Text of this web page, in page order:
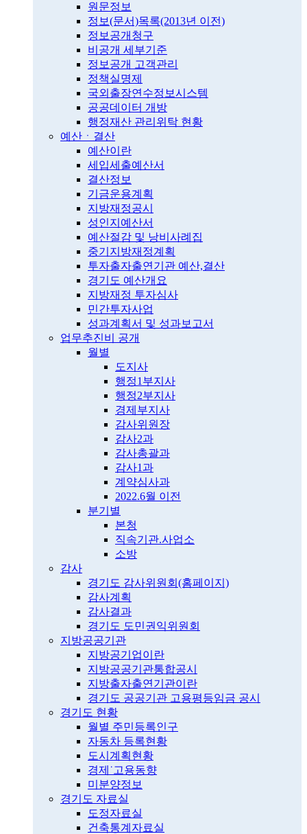
원문정보
정보(문서)목록(2013년 이전)
정보공개청구
비공개 세부기준
정보공개 고객관리
정책실명제
국외출장연수정보시스템
공공데이터 개방
행정재산 관리위탁 현황
예산ㆍ결산
예산이란
세입세출예산서
결산정보
기금운용계획
지방재정공시
성인지예산서
예산절감 및 낭비사례집
중기지방재정계획
투자출자출연기관 예산,결산
경기도 예산개요
지방재정 투자심사
민간투자사업
성과계획서 및 성과보고서
업무추진비 공개
월별
도지사
행정1부지사
행정2부지사
경제부지사
감사위원장
감사2과
감사총괄과
감사1과
계약심사과
2022.6월 이전
분기별
본청
직속기관.사업소
소방
감사
경기도 감사위원회(홈페이지)
감사계획
감사결과
경기도 도민권익위원회
지방공공기관
지방공기업이란
지방공공기관통합공시
지방출자출연기관이란
경기도 공공기관 고용평등임금 공시
경기도 현황
월별 주민등록인구
자동차 등록현황
도시계획현황
경제˙고용동향
미분양정보
경기도 자료실
도정자료실
건축통계자료실